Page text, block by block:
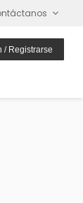
/ Registrarse